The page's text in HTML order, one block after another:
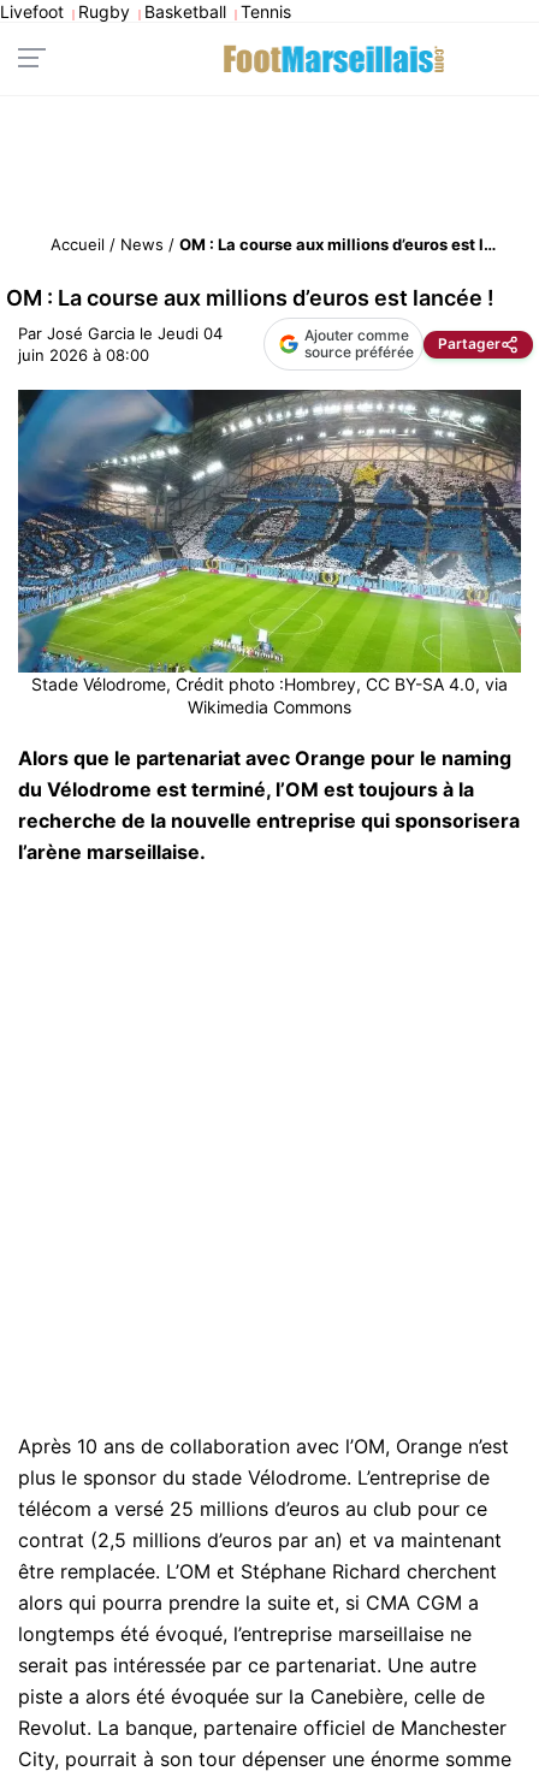
Livefoot | Rugby | Basketball | Tennis
Accueil / News / OM : La course aux millions d’euros est lancée !
OM : La course aux millions d’euros est lancée !
Par José Garcia le Jeudi 04
juin 2026 à 08:00
Ajouter comme
source préférée
Partager
Stade Vélodrome, Crédit photo :Hombrey, CC BY-SA 4.0, via
Wikimedia Commons
Alors que le partenariat avec Orange pour le naming
du Vélodrome est terminé, l’OM est toujours à la
recherche de la nouvelle entreprise qui sponsorisera
l’arène marseillaise.
Après 10 ans de collaboration avec l’OM, Orange n’est
plus le sponsor du stade Vélodrome. L’entreprise de
télécom a versé 25 millions d’euros au club pour ce
contrat (2,5 millions d’euros par an) et va maintenant
être remplacée. L’OM et Stéphane Richard cherchent
alors qui pourra prendre la suite et, si CMA CGM a
longtemps été évoqué, l’entreprise marseillaise ne
serait pas intéressée par ce partenariat. Une autre
piste a alors été évoquée sur la Canebière, celle de
Revolut. La banque, partenaire officiel de Manchester
City, pourrait à son tour dépenser une énorme somme